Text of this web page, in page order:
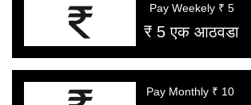
Pay Weekely ₹ 5
₹ 5 एक आठवडा
Pay Monthly ₹ 10